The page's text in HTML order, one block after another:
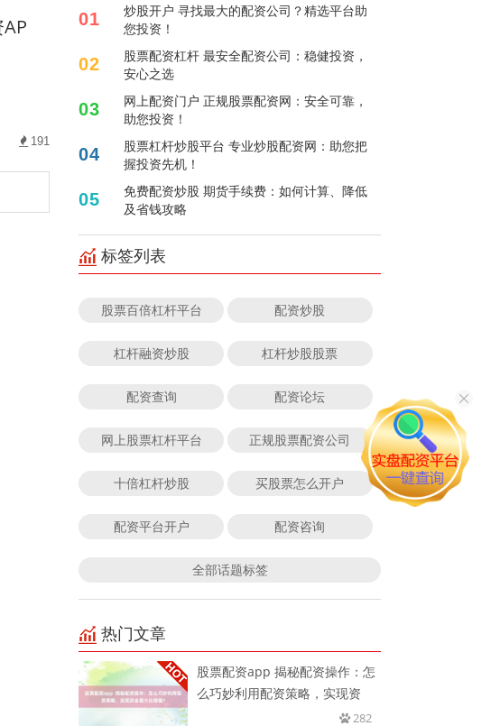
191
01
炒股开户 寻找最大的配资公司？精选平台助
您投资！
02
股票配资杠杆 最安全配资公司：稳健投资，
安心之选
03
网上配资门户 正规股票配资网：安全可靠，
助您投资！
04
股票杠杆炒股平台 专业炒股配资网：助您把
握投资先机！
05
免费配资炒股 期货手续费：如何计算、降低
及省钱攻略
标签列表
股票百倍杠杆平台 配资炒股
杠杆融资炒股 杠杆炒股股票
配资查询 配资论坛
网上股票杠杆平台 正规股票配资公司
十倍杠杆炒股 买股票怎么开户
配资平台开户 配资咨询
全部话题标签
热门文章
股票配资app 揭秘配资操作：怎
么巧妙利用配资策略，实现资
282